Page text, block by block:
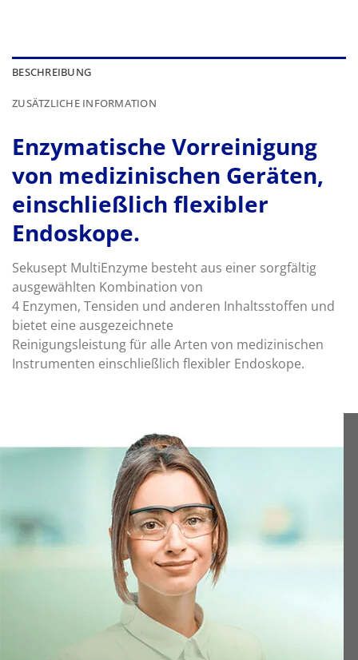
BESCHREIBUNG
ZUSÄTZLICHE INFORMATION
Enzymatische Vorreinigung
von medizinischen Geräten,
einschließlich flexibler
Endoskope.
Sekusept MultiEnzyme besteht aus einer sorgfältig
ausgewählten Kombination von
4 Enzymen, Tensiden und anderen Inhaltsstoffen und
bietet eine ausgezeichnete
Reinigungsleistung für alle Arten von medizinischen
Instrumenten einschließlich flexibler Endoskope.